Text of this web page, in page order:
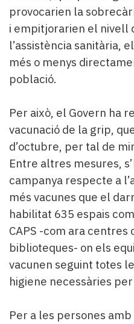
provocarien la
i empitjorarien el nivell
l’assistència sanitària,
més o menys
població.
Per això, el Govern ha
vacunació de la grip,
d’octubre, per tal de
Entre altres mesures,
campanya respecte a
més vacunes que el
habilitat 635 espais
CAPS -com ara centres
biblioteques- on els
vacunen seguint totes
higiene necessàries
Per a les persones